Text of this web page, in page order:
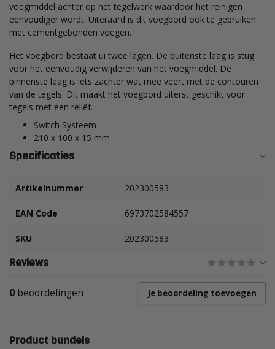
voegmiddel achter op het tegelwerk waardoor het reinigen
eenvoudiger wordt. Uiteraard is dit voegbord ook te gebruiken
met cementgebonden voegen.
Het voegbord bestaat ui twee lagen. De buitenste laag is stug
voor het eenvoudig verwijderen van het voegmiddel. De
binnenste laag is iets zachter wat mee veert met de contouren
van de tegels. Dit maakt het voegbord uiterst geschikt voor
tegels met een reliëf.
Switch Systeem
210 x 100 x 15 mm
Specificaties
Artikelnummer 202300583
EAN Code 6973702584557
SKU 202300583
Reviews
0 beoordelingen Je beoordeling toevoegen
Product bundels